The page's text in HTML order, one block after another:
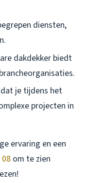
diensten,
dakdekker biedt
je tijdens het
projecten in
ervaring en een
om te zien